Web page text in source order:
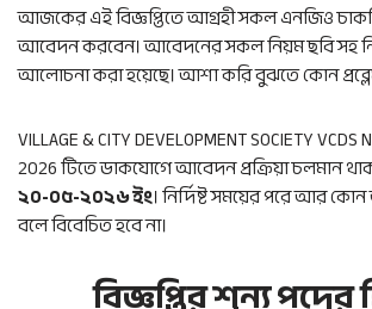
আজকের এই বিজ্ঞপ্তিতে আগ্রহী সকল এনজিও চাকরি
আবেদন করবেন। আবেদনের সকল নিয়ম ছবি সহ
আলোচনা করা হয়েছে। আশা করি বুঝতে কোন
VILLAGE & CITY DEVELOPMENT SOCIETY VCDS
2026 টিতে ডাকযোগে আবেদন প্রক্রিয়া চলমান
২০-০৫-২০২৬ ইং। নির্দিষ্ট সময়ের পরে আর
বলে বিবেচিত হবে না।